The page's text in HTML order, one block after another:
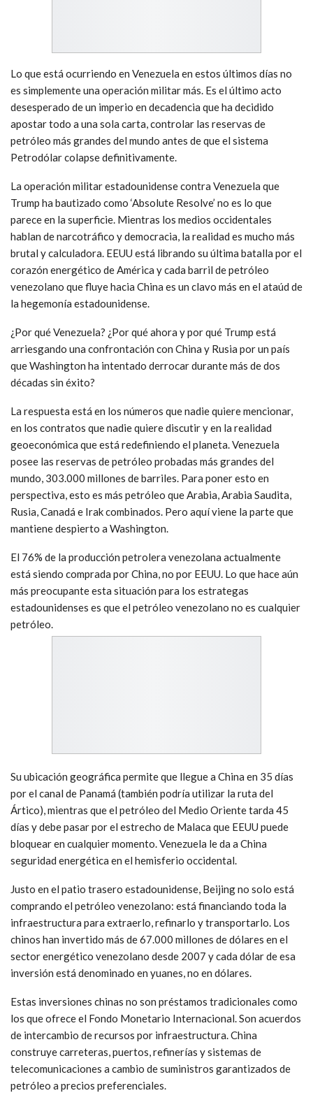
Lo que está ocurriendo en Venezuela en estos últimos días no
es simplemente una operación militar más. Es el último acto
desesperado de un imperio en decadencia que ha decidido
apostar todo a una sola carta, controlar las reservas de
petróleo más grandes del mundo antes de que el sistema
Petrodólar colapse definitivamente.
La operación militar estadounidense contra Venezuela que
Trump ha bautizado como ‘Absolute Resolve’ no es lo que
parece en la superficie. Mientras los medios occidentales
hablan de narcotráfico y democracia, la realidad es mucho más
brutal y calculadora. EEUU está librando su última batalla por el
corazón energético de América y cada barril de petróleo
venezolano que fluye hacia China es un clavo más en el ataúd de
la hegemonía estadounidense.
¿Por qué Venezuela? ¿Por qué ahora y por qué Trump está
arriesgando una confrontación con China y Rusia por un país
que Washington ha intentado derrocar durante más de dos
décadas sin éxito?
La respuesta está en los números que nadie quiere mencionar,
en los contratos que nadie quiere discutir y en la realidad
geoeconómica que está redefiniendo el planeta. Venezuela
posee las reservas de petróleo probadas más grandes del
mundo, 303.000 millones de barriles. Para poner esto en
perspectiva, esto es más petróleo que Arabia, Arabia Saudita,
Rusia, Canadá e Irak combinados. Pero aquí viene la parte que
mantiene despierto a Washington.
El 76% de la producción petrolera venezolana actualmente
está siendo comprada por China, no por EEUU. Lo que hace aún
más preocupante esta situación para los estrategas
estadounidenses es que el petróleo venezolano no es cualquier
petróleo.
Su ubicación geográfica permite que llegue a China en 35 días
por el canal de Panamá (también podría utilizar la ruta del
Ártico), mientras que el petróleo del Medio Oriente tarda 45
días y debe pasar por el estrecho de Malaca que EEUU puede
bloquear en cualquier momento. Venezuela le da a China
seguridad energética en el hemisferio occidental.
Justo en el patio trasero estadounidense, Beijing no solo está
comprando el petróleo venezolano: está financiando toda la
infraestructura para extraerlo, refinarlo y transportarlo. Los
chinos han invertido más de 67.000 millones de dólares en el
sector energético venezolano desde 2007 y cada dólar de esa
inversión está denominado en yuanes, no en dólares.
Estas inversiones chinas no son préstamos tradicionales como
los que ofrece el Fondo Monetario Internacional. Son acuerdos
de intercambio de recursos por infraestructura. China
construye carreteras, puertos, refinerías y sistemas de
telecomunicaciones a cambio de suministros garantizados de
petróleo a precios preferenciales.